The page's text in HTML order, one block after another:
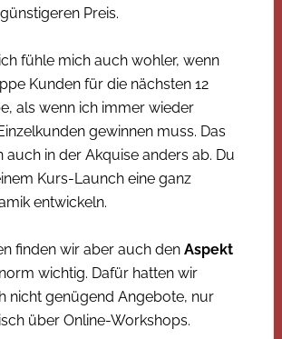
Preis.
fühle mich auch wohler, wenn
Kunden für die nächsten 12
als wenn ich immer wieder
gewinnen muss. Das
auch in der Akquise anders ab. Du
Kurs-Launch eine ganz
entwickeln.
finden wir aber auch den Aspekt
wichtig. Dafür hatten wir
nicht genügend Angebote, nur
über Online-Workshops.